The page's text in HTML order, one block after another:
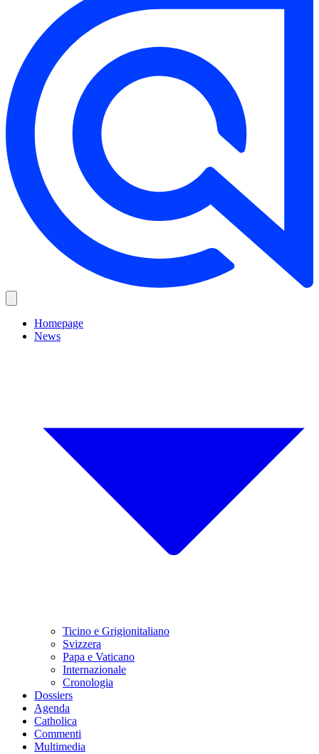
Homepage
News
Ticino e Grigionitaliano
Svizzera
Papa e Vaticano
Internazionale
Cronologia
Dossiers
Agenda
Catholica
Commenti
Multimedia